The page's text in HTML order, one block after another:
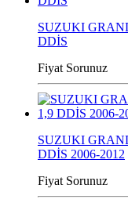
SUZUKI
DDİS
Fiyat Sorunuz
SUZUKI
DDİS 2006-2012
Fiyat Sorunuz